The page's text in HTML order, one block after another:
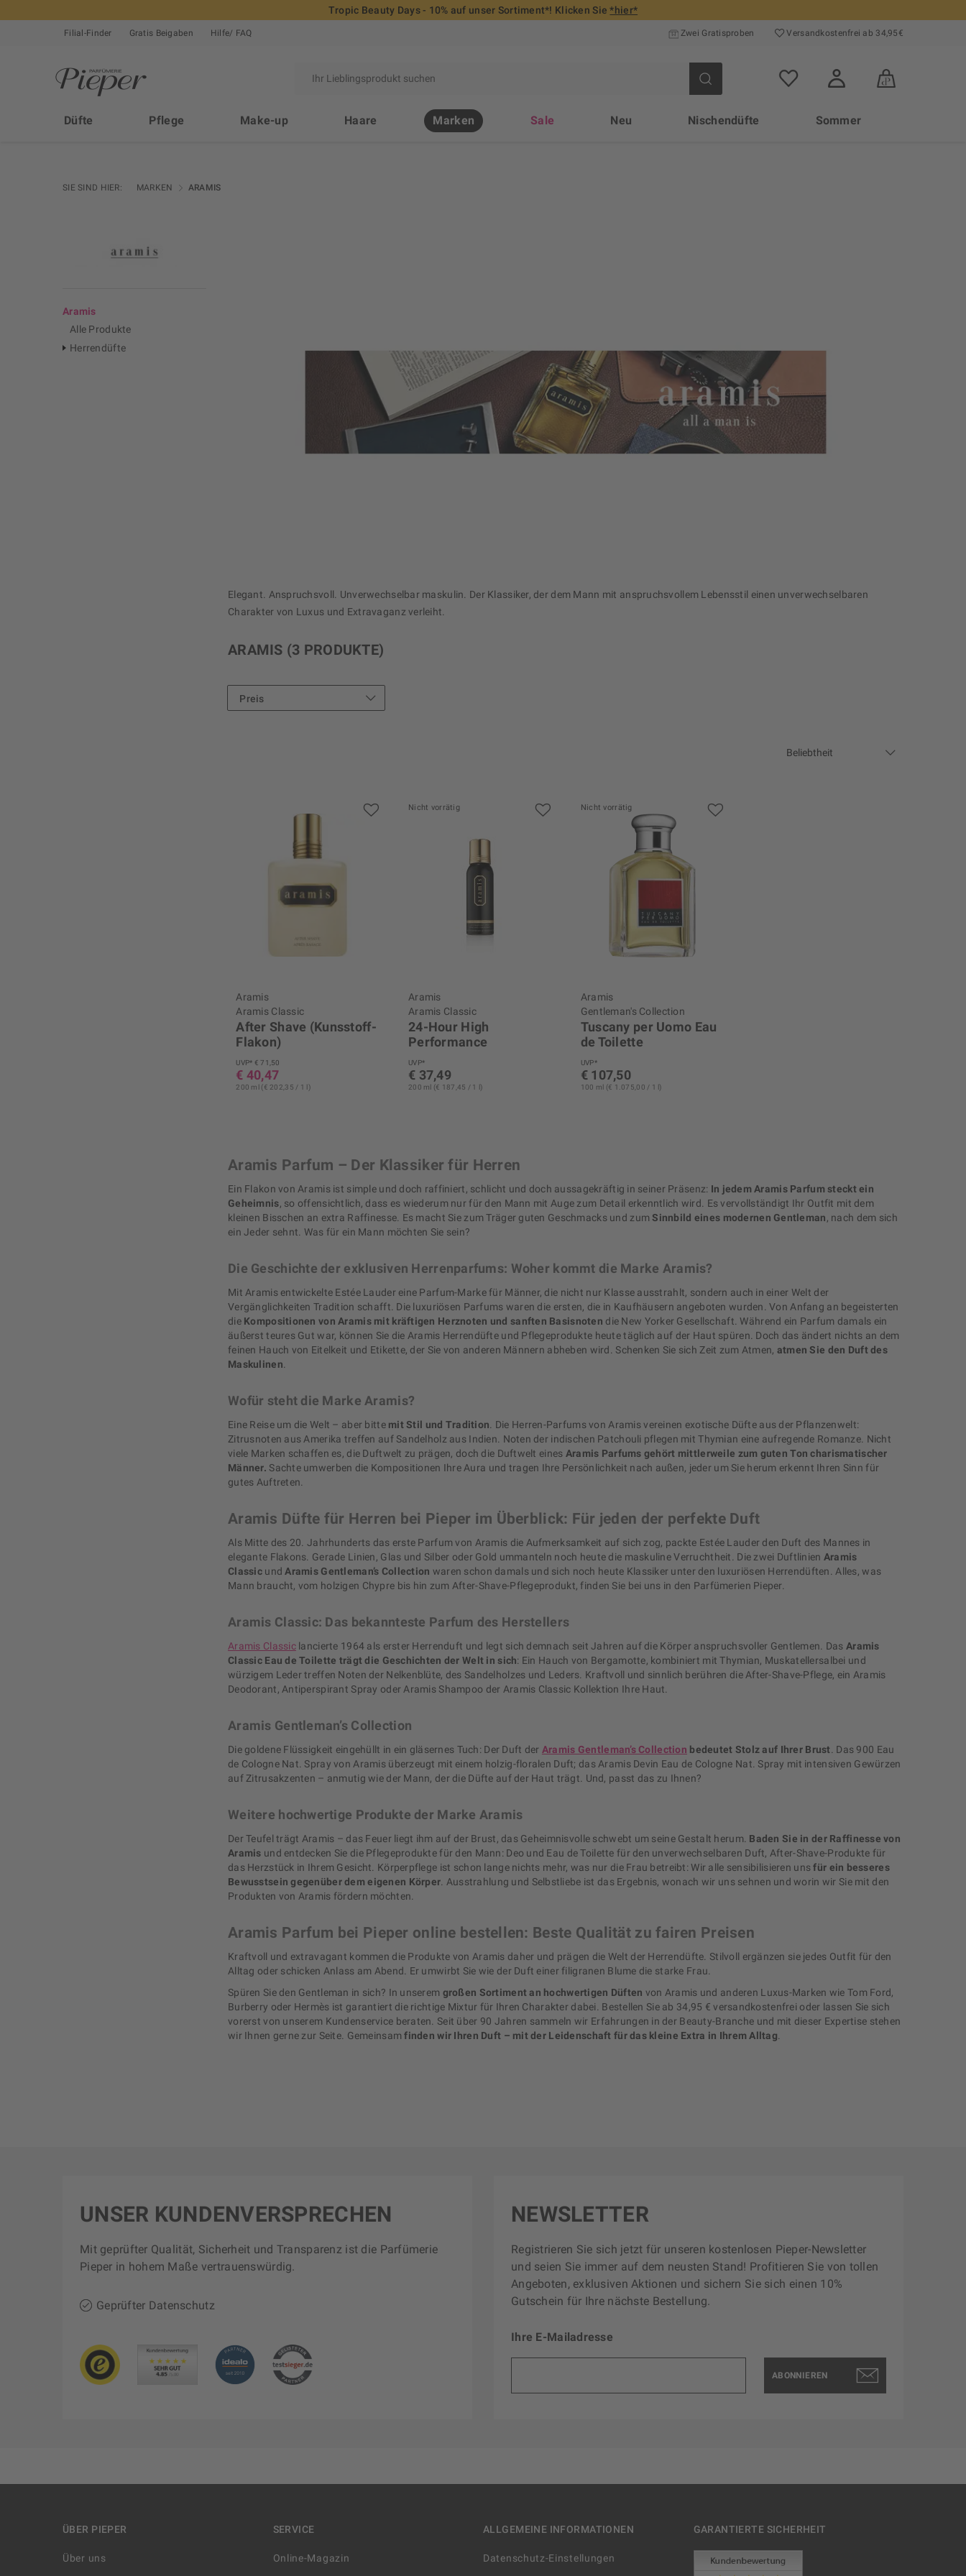
Tropic Beauty Days - 10% auf unser Sortiment*! Klicken Sie*hier*
Filial-Finder Gratis Beigaben Hilfe/ FAQ Zwei Gratisproben Versand­kosten­frei ab 34,95€
Düfte Pflege Make-up Haare Marken Sale Neu Nischendüfte Sommer
SIE SIND HIER: MARKEN ARAMIS
Aramis
Alle Produkte
Herrendüfte
Elegant. Anspruchsvoll. Unverwechselbar maskulin. Der Klassiker, der dem Mann mit anspruchsvollem Lebensstil einen unverwechselbaren
Charakter von Luxus und Extravaganz verleiht.
ARAMIS (3 PRODUKTE)
Preis
Aramis
Aramis Classic
After Shave (Kunsstoff-
Flakon)
UVP* € 71,50
€ 40,47
200 ml (€ 202,35 / 1 l)
Nicht vorrätig
Aramis
Aramis Classic
24-Hour High
Performance
Antiperspirant Spray
UVP*
€ 37,49
200 ml (€ 187,45 / 1 l)
Nicht vorrätig
Aramis
Gentleman's Collection
Tuscany per Uomo Eau
de Toilette
UVP*
€ 107,50
100 ml (€ 1.075,00 / 1 l)
Aramis Parfum – Der Klassiker für Herren
Ein Flakon von Aramis ist simple und doch raffiniert, schlicht und doch aussagekräftig in seiner Präsenz: In jedem Aramis Parfum steckt ein
Geheimnis, so offensichtlich, dass es wiederum nur für den Mann mit Auge zum Detail erkenntlich wird. Es vervollständigt Ihr Outfit mit dem
kleinen Bisschen an extra Raffinesse. Es macht Sie zum Träger guten Geschmacks und zumSinnbild eines modernen Gentleman, nach dem sich
ein Jeder sehnt. Was für ein Mann möchten Sie sein?
Die Geschichte der exklusiven Herrenparfums: Woher kommt die Marke Aramis?
Mit Aramis entwickelte Estée Lauder eine Parfum-Marke für Männer, die nicht nur Klasse ausstrahlt, sondern auch in einer Welt der
Vergänglichkeiten Tradition schafft. Die luxuriösen Parfums waren die ersten, die in Kaufhäusern angeboten wurden. Von Anfang an begeisterten
die Kompositionen von Aramis mit kräftigen Herznoten und sanften Basisnoten die New Yorker Gesellschaft. Während ein Parfum damals ein
äußerst teures Gut war, können Sie die Aramis Herrendüfte und Pflegeprodukte heute täglich auf der Haut spüren. Doch das ändert nichts an dem
feinen Hauch von Eitelkeit und Etikette, der Sie von anderen Männern abheben wird. Schenken Sie sich Zeit zum Atmen, atmen Sie den Duft des
Maskulinen
Wofür steht die Marke Aramis?
Eine Reise um die Welt – aber bitte mit Stil und Tradition . Die Herren-Parfums von Aramis vereinen exotische Düfte aus der Pflanzenwelt:
Zitrusnoten aus Amerika treffen auf Sandelholz aus Indien. Noten der indischen Patchouli pflegen mit Thymian eine aufregende Romanze. Nicht
viele Marken schaffen es, die Duftwelt zu prägen, doch die Duftwelt eines Aramis Parfums gehört mittlerweile zum guten Ton charismatischer
Männer. Sachte umwerben die Kompositionen Ihre Aura und tragen Ihre Persönlichkeit nach außen, jeder um Sie herum erkennt Ihren Sinn für
gutes Auftreten.
Aramis Düfte für Herren bei Pieper im Überblick: Für jeden der perfekte Duft
Als Mitte des 20. Jahrhunderts das erste Parfum von Aramis die Aufmerksamkeit auf sich zog, packte Estée Lauder den Duft des Mannes in
elegante Flakons. Gerade Linien, Glas und Silber oder Gold ummanteln noch heute die maskuline Verruchtheit. Die zwei Duftlinien Aramis
ClassicundAramis Gentleman’s Collection waren schon damals und sich noch heute Klassiker unter den luxuriösen Herrendüften. Alles, was
Mann braucht, vom holzigen Chypre bis hin zum After-Shave-Pflegeprodukt, finden Sie bei uns in den Parfümerien Pieper.
Aramis Classic: Das bekannteste Parfum des Herstellers
Aramis Classiclancierte 1964 als erster Herrenduft und legt sich demnach seit Jahren auf die Körper anspruchsvoller Gentlemen. Das Aramis
Classic Eau de Toilette trägt die Geschichten der Welt in sich: Ein Hauch von Bergamotte, kombiniert mit Thymian, Muskatellersalbei und
würzigem Leder treffen Noten der Nelkenblüte, des Sandelholzes und Leders. Kraftvoll und sinnlich berühren die After-Shave-Pflege, ein Aramis
Deodorant, Antiperspirant Spray oder Aramis Shampoo der Aramis Classic Kollektion Ihre Haut.
Aramis Gentleman’s Collection
Die goldene Flüssigkeit eingehüllt in ein gläsernes Tuch: Der Duft der Aramis Gentleman’s Collection bedeutet Stolz auf Ihrer Brust . Das 900 Eau
de Cologne Nat. Spray von Aramis überzeugt mit einem holzig-floralen Duft; das Aramis Devin Eau de Cologne Nat. Spray mit intensiven Gewürzen
auf Zitrusakzenten – anmutig wie der Mann, der die Düfte auf der Haut trägt. Und, passt das zu Ihnen?
Weitere hochwertige Produkte der Marke Aramis
Der Teufel trägt Aramis – das Feuer liegt ihm auf der Brust, das Geheimnisvolle schwebt um seine Gestalt herum. Baden Sie in der Raffinesse von
Aramis und entdecken Sie die Pflegeprodukte für den Mann: Deo und Eau de Toilette für den unverwechselbaren Duft, After-Shave-Produkte für
das Herzstück in Ihrem Gesicht. Körperpflege ist schon lange nichts mehr, was nur die Frau betreibt: Wir alle sensibilisieren unsfür ein besseres
Bewusstsein gegenüber dem eigenen Körper . Ausstrahlung und Selbstliebe ist das Ergebnis, wonach wir uns sehnen und worin wir Sie mit den
Produkten von Aramis fördern möchten.
Aramis Parfum bei Pieper online bestellen: Beste Qualität zu fairen Preisen
Kraftvoll und extravagant kommen die Produkte von Aramis daher und prägen die Welt der Herrendüfte. Stilvoll ergänzen sie jedes Outfit für den
Alltag oder schicken Anlass am Abend. Er umwirbt Sie wie der Duft einer filigranen Blume die starke Frau.
Spüren Sie den Gentleman in sich? In unserem großen Sortiment an hochwertigen Düften von Aramis und anderen Luxus-Marken wie Tom Ford,
Burberry oder Hermès ist garantiert die richtige Mixtur für Ihren Charakter dabei. Bestellen Sie ab 34,95 € versandkostenfrei oder lassen Sie sich
vorerst von unserem Kundenservice beraten. Seit über 90 Jahren sammeln wir Erfahrungen in der Beauty-Branche und mit dieser Expertise stehen
wir Ihnen gerne zur Seite. Gemeinsamfinden wir Ihren Duft – mit der Leidenschaft für das kleine Extra in Ihrem Alltag
NEWSLETTER
Registrieren Sie sich jetzt für unseren kostenlosen Pieper-Newsletter
und seien Sie immer auf dem neusten Stand! Profitieren Sie von tollen
Angeboten, exklusiven Aktionen und sichern Sie sich einen 10%
Gutschein für Ihre nächste Bestellung.
Ihre E-Mailadresse
ABONNIEREN
UNSER KUNDENVERSPRECHEN
Mit geprüfter Qualität, Sicherheit und Transparenz ist die Parfümerie
Pieper in hohem Maße vertrauenswürdig.
Geprüfter Datenschutz
ÜBER PIEPER
Über uns
SERVICE
Online-Magazin
ALLGEMEINE INFORMATIONEN
Datenschutz-Einstellungen
GARANTIERTE SICHERHEIT